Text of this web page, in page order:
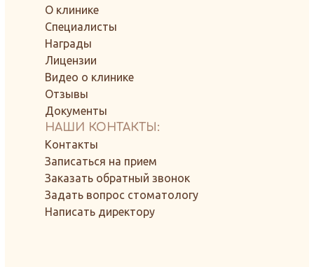
О клинике
Специалисты
Награды
Лицензии
Видео о клинике
Отзывы
Документы
НАШИ КОНТАКТЫ:
Контакты
Записаться на прием
Заказать обратный звонок
Задать вопрос стоматологу
Написать директору